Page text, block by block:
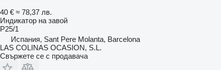
40 € ≈ 78,37 лв.
Индикатор на завой
P25/1
Испания, Sant Pere Molanta, Barcelona
LAS COLINAS OCASION, S.L.
Свържете се с продавача